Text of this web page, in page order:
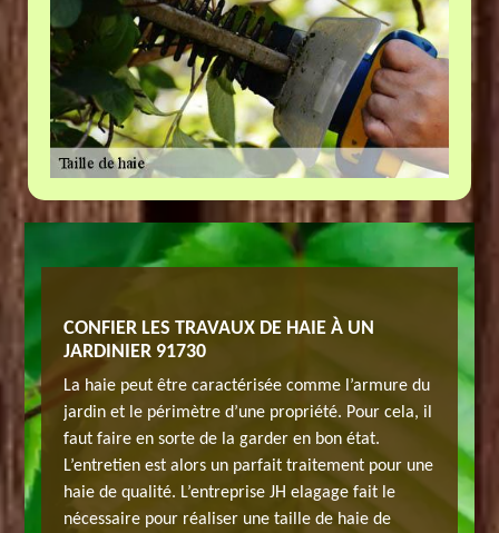
CONFIER LES TRAVAUX DE HAIE À UN
JARDINIER 91730
La haie peut être caractérisée comme l’armure du
jardin et le périmètre d’une propriété. Pour cela, il
faut faire en sorte de la garder en bon état.
L’entretien est alors un parfait traitement pour une
haie de qualité. L’entreprise JH elagage fait le
nécessaire pour réaliser une taille de haie de
Avez-
Quel
tailler